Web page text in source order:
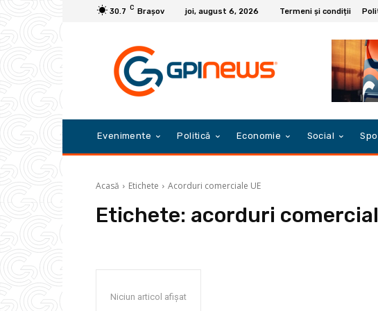
30.7 C Braşov joi, august 6, 2026 Termeni și condiții
Evenimente Politică Economie Social
Acasă Etichete Acorduri comerciale UE
Etichete: acorduri
Niciun articol afișat